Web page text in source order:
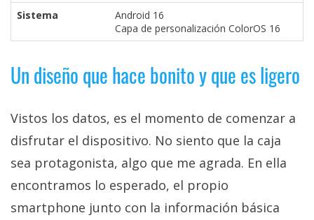
Sistema
Android 16
Capa de personalización ColorOS 16
Un diseño que hace bonito y que es ligero
Vistos los datos, es el momento de comenzar a
disfrutar el dispositivo. No siento que la caja
sea protagonista, algo que me agrada. En ella
encontramos lo esperado, el propio
smartphone junto con la información básica